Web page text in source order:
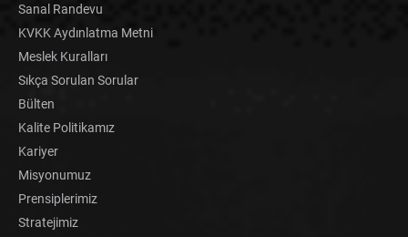
Sanal Randevu
KVKK Aydınlatma Metni
Meslek Kuralları
Sıkça Sorulan Sorular
Bülten
Kalite Politikamız
Kariyer
Misyonumuz
Prensiplerimiz
Stratejimiz